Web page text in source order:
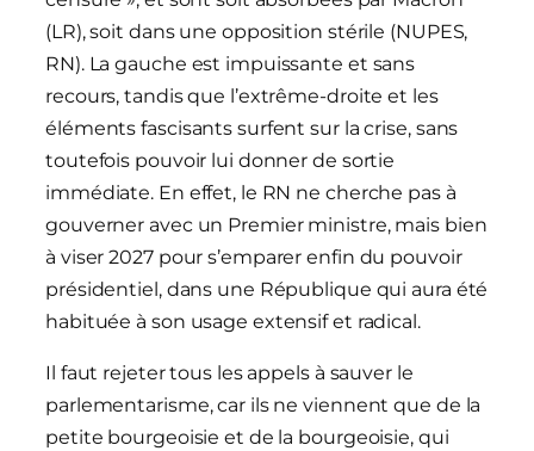
(LR), soit dans une opposition stérile (NUPES,
RN). La gauche est impuissante et sans
recours, tandis que l’extrême-droite et les
éléments fascisants surfent sur la crise, sans
toutefois pouvoir lui donner de sortie
immédiate. En effet, le RN ne cherche pas à
gouverner avec un Premier ministre, mais bien
à viser 2027 pour s’emparer enfin du pouvoir
présidentiel, dans une République qui aura été
habituée à son usage extensif et radical.
Il faut rejeter tous les appels à sauver le
parlementarisme, car ils ne viennent que de la
petite bourgeoisie et de la bourgeoisie, qui